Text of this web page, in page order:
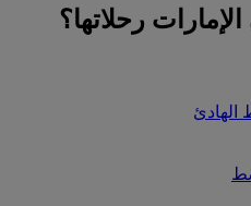
رحلاتها؟
الهادئ